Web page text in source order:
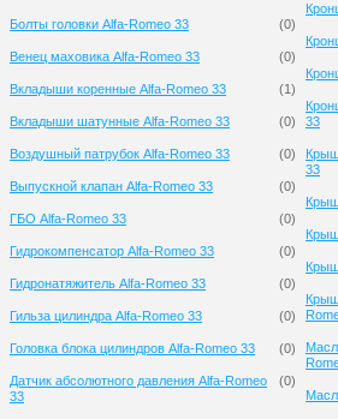
Болты головки Alfa-Romeo 33 (0)
Венец маховика Alfa-Romeo 33 (0)
Вкладыши коренные Alfa-Romeo 33 (1)
Вкладыши шатунные Alfa-Romeo 33 (0)
Воздушный патрубок Alfa-Romeo 33 (0)
Выпускной клапан Alfa-Romeo 33 (0)
ГБО Alfa-Romeo 33 (0)
Гидрокомпенсатор Alfa-Romeo 33 (0)
Гидронатяжитель Alfa-Romeo 33 (0)
Гильза цилиндра Alfa-Romeo 33 (0)
Головка блока цилиндров Alfa-Romeo 33 (0)
Датчик абсолютного давления Alfa-Romeo
33
(0)
33
33